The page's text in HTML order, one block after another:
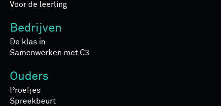
Voor de leerling
Bedrijven
De klas in
Samenwerken met C3
Ouders
Proefjes
Spreekbeurt